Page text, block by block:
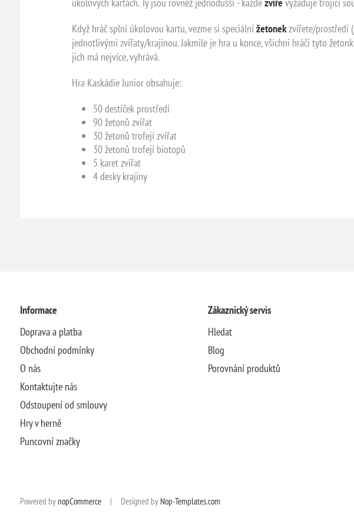
Když hráč splní úkolovou kartu, vezme si speciálnížetonekzvířete/prostředí
jednotlivými zvířaty/krajinou. Jakmile je hra u konce, všichni hráči tyto
jich má nejvíce, vyhrává.
Hra Kaskádie Junior obsahuje:
50 destiček prostředí
90 žetonů zvířat
30 žetonů trofejí zvířat
30 žetonů trofejí biotopů
5 karet zvířat
4 desky krajiny
Informace
Doprava a platba
Obchodní podmínky
O nás
Kontaktujte nás
Odstoupení od smlouvy
Hry v herně
Puncovní značky
Zákaznický servis
Hledat
Blog
Porovnání produktů
Powered by nopCommerce | Designed by Nop-Templates.com